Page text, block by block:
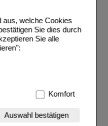
aus, welche Cookies
Sie dies durch
Sie alle
handelt es sich um
Warenkorb,
nicht verzichtet
Komfort
Auswahl bestätigen